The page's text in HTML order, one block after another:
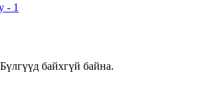
- 1
байхгүй байна.